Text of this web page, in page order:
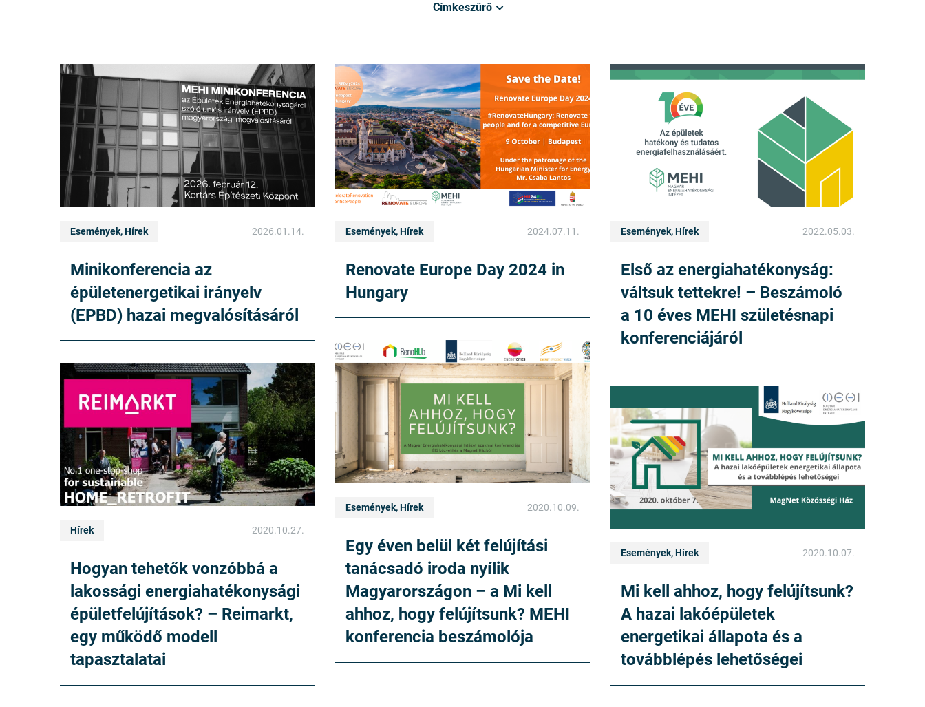
Címkeszűrő
Események, Hírek 2026.01.14.
Minikonferencia az
épületenergetikai irányelv
(EPBD) hazai megvalósításáról
Események, Hírek 2024.07.11.
Renovate Europe Day 2024 in
Hungary
Események, Hírek 2022.05.03.
Első az energiahatékonyság:
váltsuk tettekre! – Beszámoló
a 10 éves MEHI születésnapi
konferenciájáról
Hírek 2020.10.27.
Hogyan tehetők vonzóbbá a
lakossági energiahatékonysági
épületfelújítások? – Reimarkt,
egy működő modell
tapasztalatai
Események, Hírek 2020.10.09.
Egy éven belül két felújítási
tanácsadó iroda nyílik
Magyarországon – a Mi kell
ahhoz, hogy felújítsunk? MEHI
konferencia beszámolója
Események, Hírek 2020.10.07.
Mi kell ahhoz, hogy felújítsunk?
A hazai lakóépületek
energetikai állapota és a
továbblépés lehetőségei